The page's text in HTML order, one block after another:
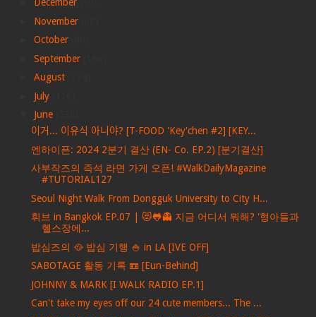
December
November
October
September
August
July
June
이거... 이유식 아니야? [T-FOOD 'Key'chen #2] [KEY...
엔하이픈: 2024 2분기 결산 (EN- Co. EP.2) [분기결산]
사부작즈의 즉석 라면 가게 오픈! #WalkDailyMagazine
#TUTORIAL127
Seoul Night Walk From Dongguk University to City H...
휘브 in Bangkok EP.07 | 😻🐸👻 지금 어디서 뭐해? '형아들과
헬스장에...
밥심즈의 🥘 밥심 기행 🍚 in LA [IVE OFF]
SABOTAGE 활동 기록 📼 [Eun-Behind]
JOHNNY & MARK [I WALK RADIO EP.1]
Can't take my eyes off our 24 cute members... The ...